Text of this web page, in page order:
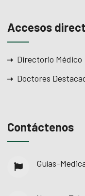
Accesos
Directorio Médico
Doctores
Contáctenos
Guías-